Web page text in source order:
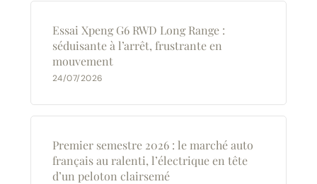
Essai Xpeng G6 RWD Long Range :
séduisante à l’arrêt, frustrante en
mouvement
24/07/2026
Premier semestre 2026 : le marché auto
français au ralenti, l’électrique en tête
d’un peloton clairsemé